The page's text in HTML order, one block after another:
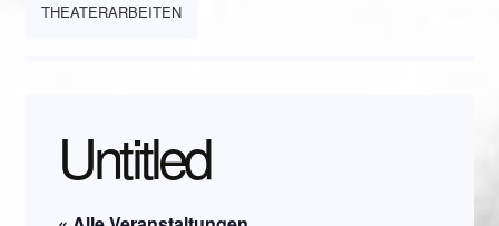
THEATERARBEITEN
Untitled